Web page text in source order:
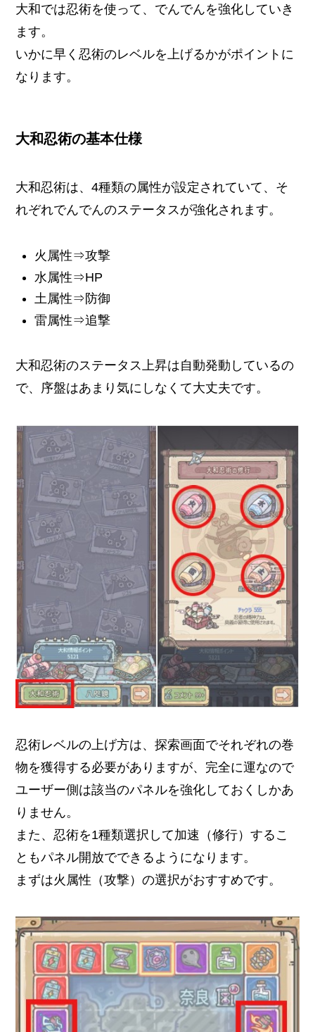
大和では忍術を使って、でんでんを強化していき
ます。
いかに早く忍術のレベルを上げるかがポイントに
なります。
大和忍術の基本仕様
大和忍術は、4種類の属性が設定されていて、そ
れぞれでんでんのステータスが強化されます。
火属性⇒攻撃
水属性⇒HP
土属性⇒防御
雷属性⇒追撃
大和忍術のステータス上昇は自動発動しているの
で、序盤はあまり気にしなくて大丈夫です。
忍術レベルの上げ方は、探索画面でそれぞれの巻
物を獲得する必要がありますが、完全に運なので
ユーザー側は該当のパネルを強化しておくしかあ
りません。
また、忍術を1種類選択して加速（修行）するこ
ともパネル開放でできるようになります。
まずは火属性（攻撃）の選択がおすすめです。